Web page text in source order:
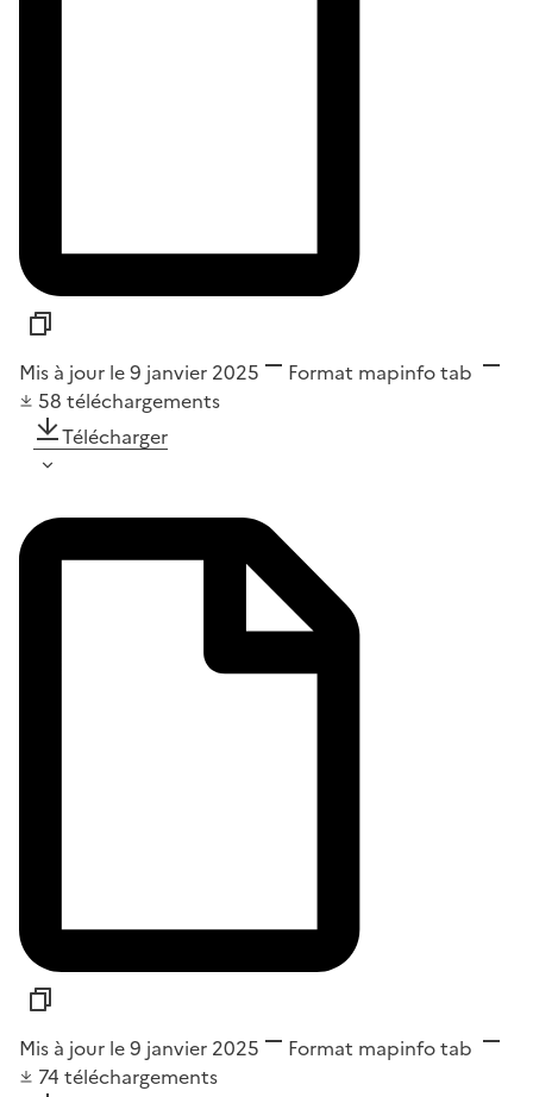
Mis à jour le 9 janvier 2025 Format mapinfo tab
58 téléchargements
Télécharger
Mis à jour le 9 janvier 2025 Format mapinfo tab
74 téléchargements